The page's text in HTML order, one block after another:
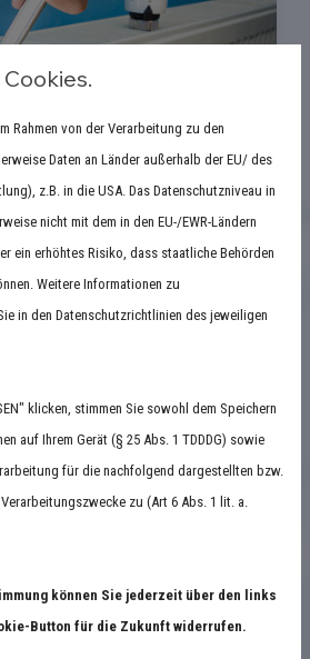
in guten Händen...
Rahmen von der Verarbeitung zu den
Daten an Länder außerhalb der EU/ des
z.B. in die USA. Das Datenschutzniveau in
nicht mit dem in den EU-/EWR-Ländern
ein erhöhtes Risiko, dass staatliche Behörden
Weitere Informationen zu
in den Datenschutzrichtlinien des jeweiligen
klicken, stimmen Sie sowohl dem Speichern
auf Ihrem Gerät (§ 25 Abs. 1 TDDDG) sowie
für die nachfolgend dargestellten bzw.
zu (Art 6 Abs. 1 lit. a.
können Sie jederzeit über den links
Button für die Zukunft widerrufen.